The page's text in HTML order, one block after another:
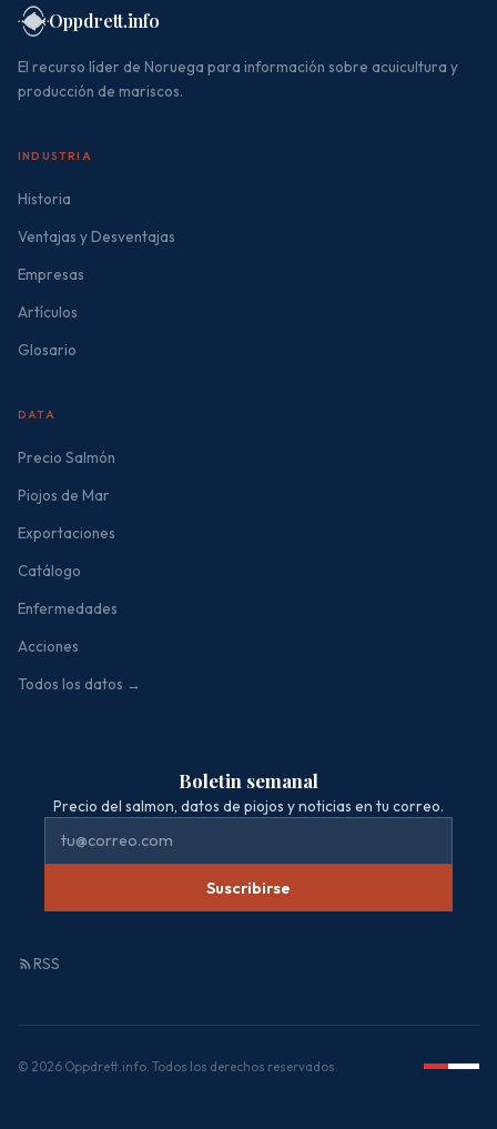
Oppdrett.info
El recurso líder de Noruega para información sobre acuicultura y
producción de mariscos.
INDUSTRIA
Historia
Ventajas y Desventajas
Empresas
Artículos
Glosario
DATA
Precio Salmón
Piojos de Mar
Exportaciones
Catálogo
Enfermedades
Acciones
Todos los datos →
Boletin semanal
Precio del salmon, datos de piojos y noticias en tu correo.
Suscribirse
RSS
© 2026 Oppdrett.info. Todos los derechos reservados.